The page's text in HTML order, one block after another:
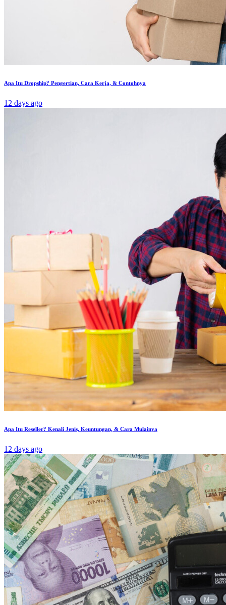
Apa Itu Dropship? Pengertian, Cara Kerja, & Contohnya
12 days ago
Apa Itu Reseller? Kenali Jenis, Keuntungan, & Cara Mulainya
12 days ago